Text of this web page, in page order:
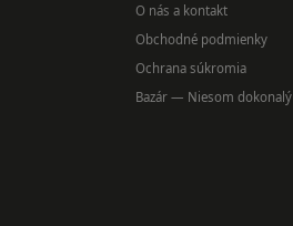
O nás a kontakt
Obchodné podmienky
Ochrana súkromia
Bazár — Niesom dokonalý